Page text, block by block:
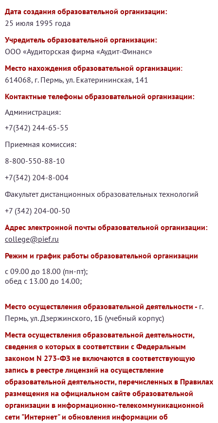
Дата создания образовательной организации:
25 июля 1995 года
Учредитель образовательной организации:
ООО «Аудиторская фирма «Аудит-Финанс»
Место нахождения образовательной организации:
614068, г. Пермь, ул. Екатерининская, 141
Контактные телефоны образовательной организации:
Администрация:
+7(342) 244-65-55
Приемная комиссия:
8-800-550-88-10
+7(342) 204-8-004
Факультет дистанционных образовательных технологий
+7 (342) 204-00-50
Адрес электронной почты образовательной организации:
college@pief.ru
Режим и график работы образовательной организации
с 09.00 до 18.00 (пн-пт);
обед с 13.00 до 14.00;
Место осуществления образовательной деятельности - г.
Пермь, ул. Дзержинского, 1Б (учебный корпус)
Места осуществления образовательной деятельности,
сведения о которых в соответствии с Федеральным
законом N 273-ФЗ не включаются в соответствующую
запись в реестре лицензий на осуществление
образовательной деятельности, перечисленных в Правилах
размещения на официальном сайте образовательной
организации в информационно-телекоммуникационной
сети "Интернет" и обновления информации об